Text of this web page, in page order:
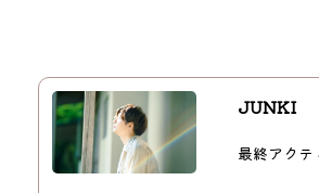
JUNKI
最終アク